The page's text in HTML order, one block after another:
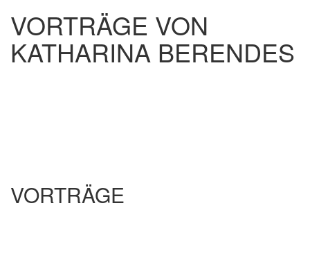
VORTRÄGE VON
KATHARINA BERENDES
VORTRÄGE